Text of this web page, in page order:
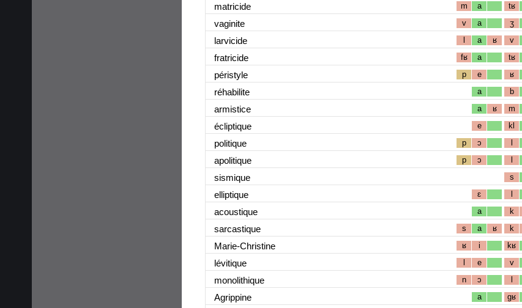
matricide m a tʁ
vaginite v a ʒ
larvicide l a ʁ v
fratricide fʁ a tʁ
péristyle p e ʁ
réhabilite a b
armistice a ʁ m
écliptique e kl
politique p ɔ l
apolitique p ɔ l
sismique s
elliptique ɛ l
acoustique a k
sarcastique s a ʁ k
Marie-Christine ʁ i kʁ
lévitique l e v
monolithique n ɔ l
Agrippine a gʁ